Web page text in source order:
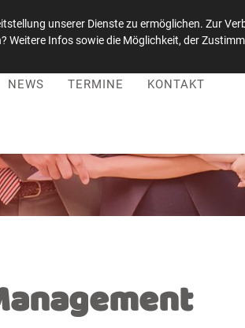
| Besuchen Sie uns auf LinkedIn
NEWS TERMINE KONTAKT
unserer Dienste zu ermöglichen. Zur
Infos sowie die Möglichkeit, der